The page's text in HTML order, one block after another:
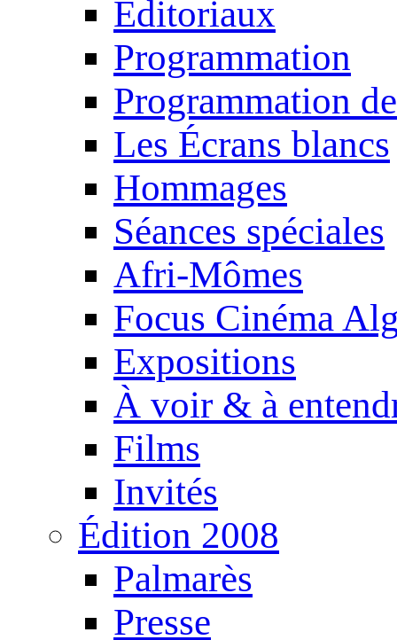
Éditoriaux
Programmation
Programmation
Les Écrans blancs
Hommages
Séances spéciales
Afri-Mômes
Focus Cinéma
Expositions
À voir & à
Films
Invités
Édition 2008
Palmarès
Presse